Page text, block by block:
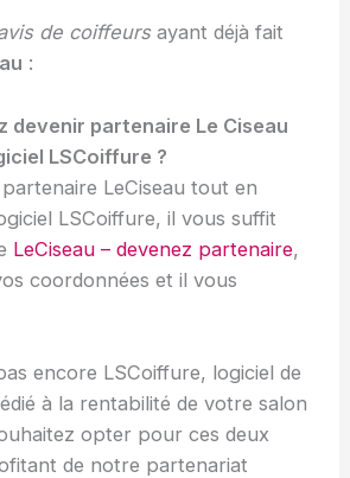
de coiffeursayant déjà fait
:
devenir partenaire Le Ciseau
LSCoiffure ?
LeCiseau tout en
LSCoiffure, il vous suffit
LeCiseau – devenez partenaire,
coordonnées et il vous
encore LSCoiffure, logiciel de
à la rentabilité de votre salon
opter pour ces deux
de notre partenariat